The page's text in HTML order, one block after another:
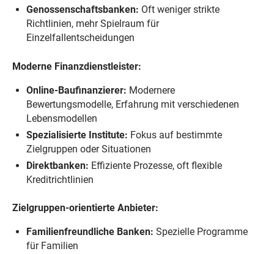
Genossenschaftsbanken: Oft weniger strikte
Richtlinien, mehr Spielraum für
Einzelfallentscheidungen
Moderne Finanzdienstleister:
Online-Baufinanzierer: Modernere
Bewertungsmodelle, Erfahrung mit verschiedenen
Lebensmodellen
Spezialisierte Institute: Fokus auf bestimmte
Zielgruppen oder Situationen
Direktbanken: Effiziente Prozesse, oft flexible
Kreditrichtlinien
Zielgruppen-orientierte Anbieter:
Familienfreundliche Banken: Spezielle Programme
für Familien